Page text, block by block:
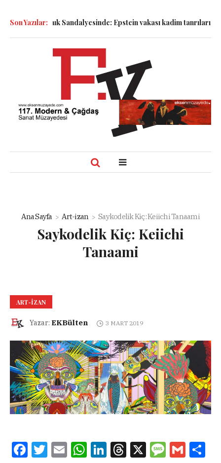
Son Yazılar:
Sanık Sandalyesinde: Epstein vakası kadim tanrıları nasıl
Ana Sayfa Art-izan Saykodelik Kiç: Keiichi Tanaami
Saykodelik Kiç: Keiichi
Tanaami
ART-IZAN
Yazar: EKBülten 3 MART 2019
FacebookTwitterEmail WhatsAppLinkedInThreads
X Message
Gmail